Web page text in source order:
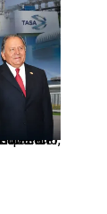
salud e industria pesquera.